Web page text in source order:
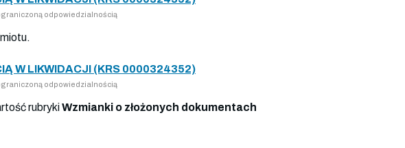
odpowiedzialnością
W LIKWIDACJI (KRS 0000324352)
odpowiedzialnością
rubrykiWzmianki o złożonych dokumentach